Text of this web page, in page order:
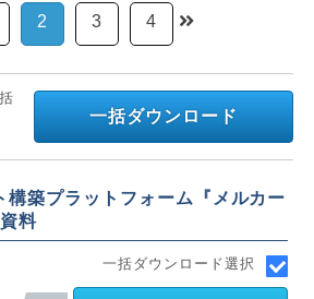
2 3 4
一括ダウンロード
構築プラットフォーム『メルカー
料
一括ダウンロード選択